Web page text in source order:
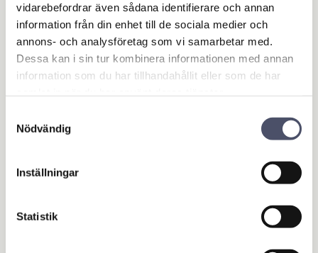
vidarebefordrar även sådana identifierare och annan
information från din enhet till de sociala medier och
annons- och analysföretag som vi samarbetar med.
Dessa kan i sin tur kombinera informationen med annan
information som du har tillhandahållit eller som de har
Nödvändig
Inställningar
Statistik
Domkrafter & Pallbockar
Oljeverktyg
Olje- & smörjhantering
Oljeutrustning
Distributionssatser
Avgasutsug
Hjul & Däck
Släpvagn & Trailer
Verkstad & Industri